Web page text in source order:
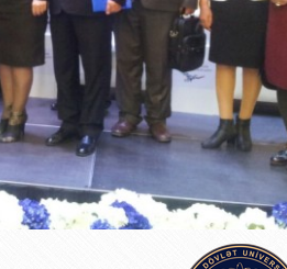
Sosial elmlər və psixologiya fakültəsi